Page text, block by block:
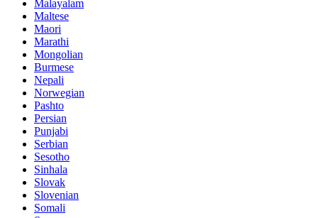
Malayalam
Maltese
Maori
Marathi
Mongolian
Burmese
Nepali
Norwegian
Pashto
Persian
Punjabi
Serbian
Sesotho
Sinhala
Slovak
Slovenian
Somali